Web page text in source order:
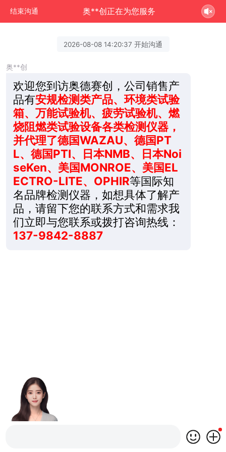
结束沟通 奥**创正在为您服务
2026-08-08 14:20:37 开始沟通
奥**创
欢迎您到访奥德赛创，公司销售产
品有安规检测类产品、环境类试验
箱、万能试验机、疲劳试验机、燃
烧阻燃类试验设备各类检测仪器，
并代理了德国WAZAU、德国PT
L、德国PTI、日本NMB、日本Noi
seKen、美国MONROE、美国EL
ECTRO-LITE、OPHIR等国际知
名品牌检测仪器，如想具体了解产
品，请留下您的联系方式和需求我
们立即与您联系或拨打咨询热线：
137-9842-8887